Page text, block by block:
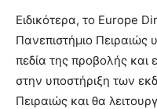
Ειδικότερα, το Europe
Πανεπιστήμιο Πειραιώς
πεδία της προβολής και
στην υποστήριξη των
Πειραιώς και θα